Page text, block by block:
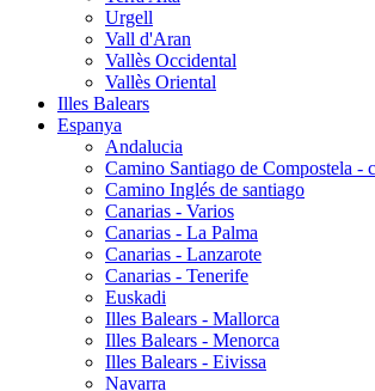
Urgell
Vall d'Aran
Vallès Occidental
Vallès Oriental
Illes Balears
Espanya
Andalucia
Camino Santiago de Compostela -
Camino Inglés de santiago
Canarias - Varios
Canarias - La Palma
Canarias - Lanzarote
Canarias - Tenerife
Euskadi
Illes Balears - Mallorca
Illes Balears - Menorca
Illes Balears - Eivissa
Navarra